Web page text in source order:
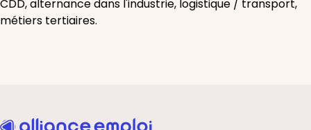
CDD, alternance dans l'industrie, logistique / transport,
métiers tertiaires.